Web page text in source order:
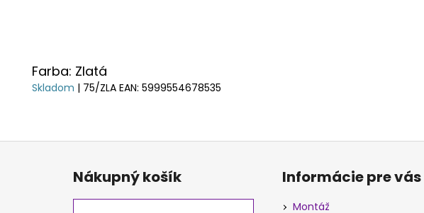
Farba: Zlatá
Skladom | 75/ZLA EAN: 5999554678535
Nákupný košík Informácie pre vás
Montáž